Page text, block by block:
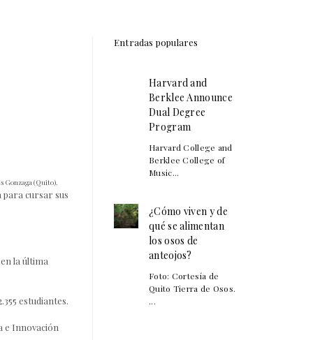
Gonzaga (Quito).
para cursar sus
la última
estudiantes.
e Innovación
Entradas populares
Harvard and
Berklee Announce
Dual Degree
Program
Harvard College and
Berklee College of
Music...
¿Cómo viven y de
qué se alimentan
los osos de
anteojos?
Foto: Cortesía de
Quito Tierra de Osos.
...